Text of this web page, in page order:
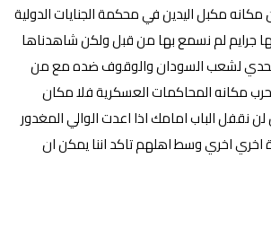
مكبل اليدين في محكمة الجنايات الدولية
جرايم لم نسمع بها من قبل ولكن شاهدناها
تحدي لشعب السودان والوقوف ضده مع من
مكانه المحاكمات العسكرية فلا مكان
نقفل الباب امامك اذا اعدت الوالي المغدور
اخري اخري وسط اهلهم تاكد اننا يمكن ان